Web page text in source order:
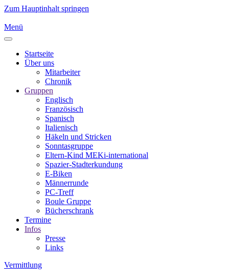
Zum Hauptinhalt springen
Menü
Startseite
Über uns
Mitarbeiter
Chronik
Gruppen
Englisch
Französisch
Spanisch
Italienisch
Häkeln und Stricken
Sonntasgruppe
Eltern-Kind MEKi-international
Spazier-Stadterkundung
E-Biken
Männerrunde
PC-Treff
Boule Gruppe
Bücherschrank
Termine
Infos
Presse
Links
Vermittlung